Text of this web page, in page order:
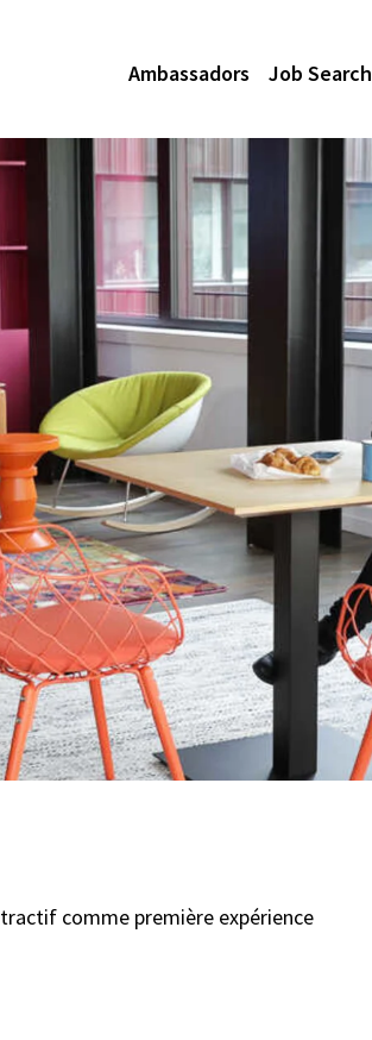
Ambassadors Job Search
comme première expérience